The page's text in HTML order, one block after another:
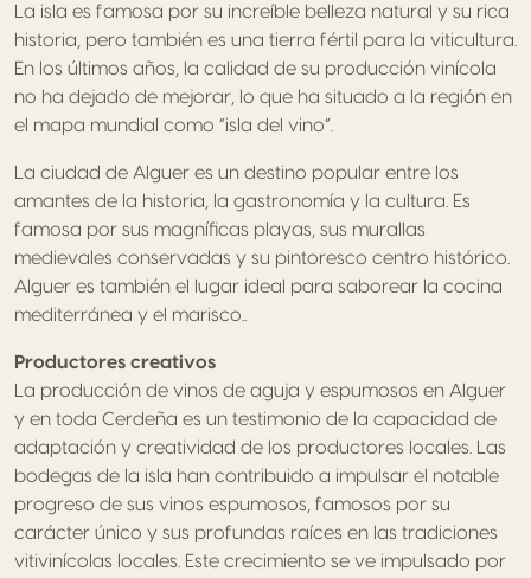
La isla es famosa por su increíble belleza natural y su rica
historia, pero también es una tierra fértil para la viticultura.
En los últimos años, la calidad de su producción vinícola
no ha dejado de mejorar, lo que ha situado a la región en
el mapa mundial como “isla del vino”.
La ciudad de Alguer es un destino popular entre los
amantes de la historia, la gastronomía y la cultura. Es
famosa por sus magníficas playas, sus murallas
medievales conservadas y su pintoresco centro histórico.
Alguer es también el lugar ideal para saborear la cocina
mediterránea y el marisco..
Productores creativos
La producción de vinos de aguja y espumosos en Alguer
y en toda Cerdeña es un testimonio de la capacidad de
adaptación y creatividad de los productores locales. Las
bodegas de la isla han contribuido a impulsar el notable
progreso de sus vinos espumosos, famosos por su
carácter único y sus profundas raíces en las tradiciones
vitivinícolas locales. Este crecimiento se ve impulsado por